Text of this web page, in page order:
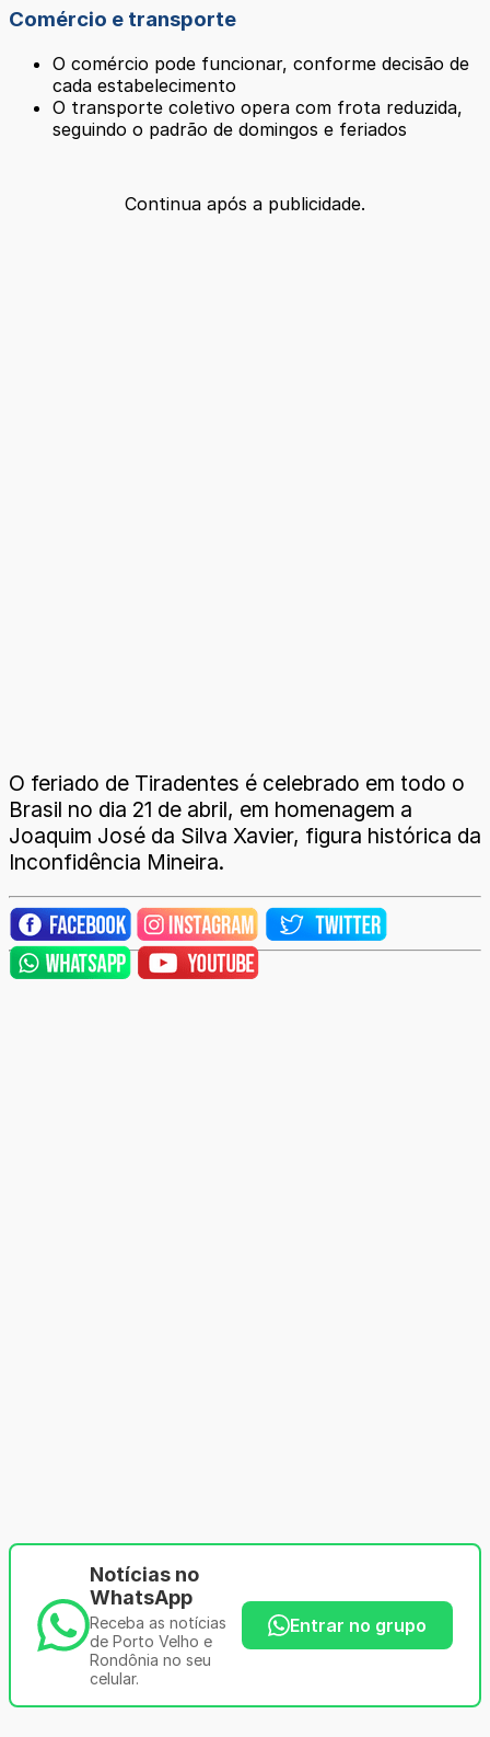
Comércio e transporte
O comércio pode funcionar, conforme decisão de
cada estabelecimento
O transporte coletivo opera com frota reduzida,
seguindo o padrão de domingos e feriados
Continua após a publicidade.
O feriado de Tiradentes é celebrado em todo o
Brasil no dia 21 de abril, em homenagem a
Joaquim José da Silva Xavier, figura histórica da
Inconfidência Mineira.
Notícias no
WhatsApp
Receba as notícias
de Porto Velho e
Rondônia no seu
celular.
Entrar no grupo